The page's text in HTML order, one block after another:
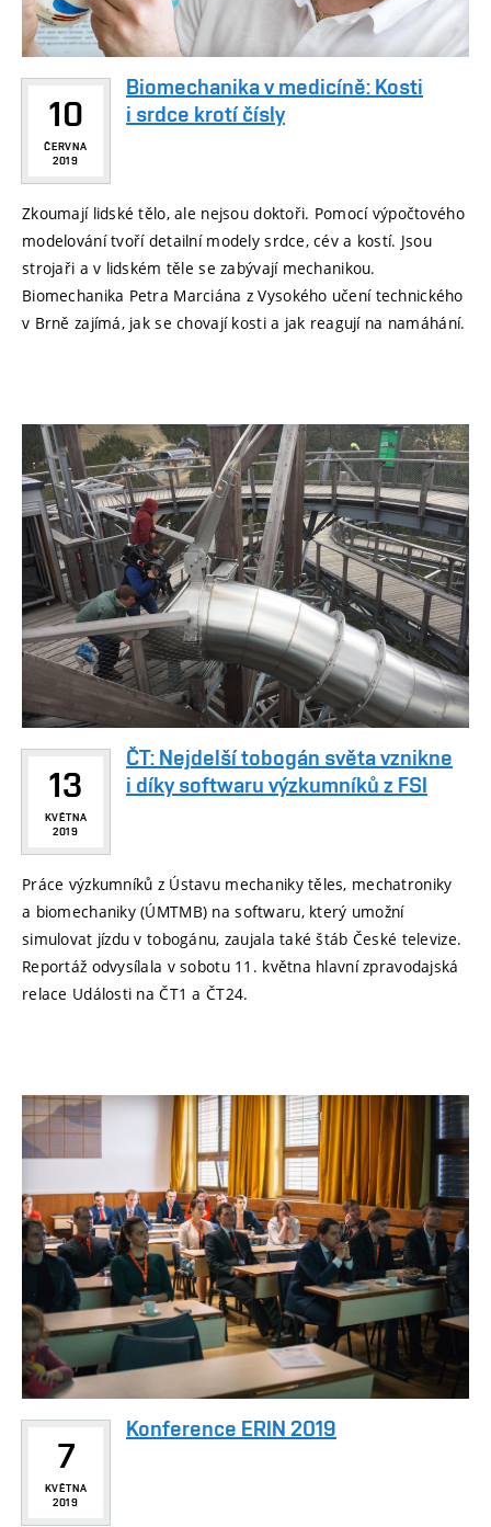
10
ČERVNA
2019
Biomechanika v medicíně: Kosti
i srdce krotí čísly
Zkoumají lidské tělo, ale nejsou doktoři. Pomocí výpočtového
modelování tvoří detailní modely srdce, cév a kostí. Jsou
strojaři a v lidském těle se zabývají mechanikou.
Biomechanika Petra Marciána z Vysokého učení technického
v Brně zajímá, jak se chovají kosti a jak reagují na namáhání.
13
KVĚTNA
2019
ČT: Nejdelší tobogán světa vznikne
i díky softwaru výzkumníků z FSI
Práce výzkumníků z Ústavu mechaniky těles, mechatroniky
a biomechaniky (ÚMTMB) na softwaru, který umožní
simulovat jízdu v tobogánu, zaujala také štáb České televize.
Reportáž odvysílala v sobotu 11. května hlavní zpravodajská
relace Události na ČT1 a ČT24.
7
KVĚTNA
2019
Konference ERIN 2019